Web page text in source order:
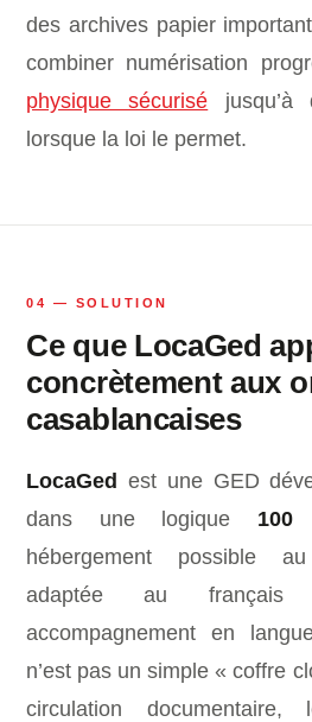
des archives papier
combiner numérisation
physique sécurisé jusqu’à
lorsque la loi le permet.
04 — SOLUTION
Ce que LocaGed
concrètement aux
casablancaises
LocaGed est une GED
dans une logique 100
hébergement possible
adaptée au
accompagnement en
n’est pas un simple « coffre
circulation